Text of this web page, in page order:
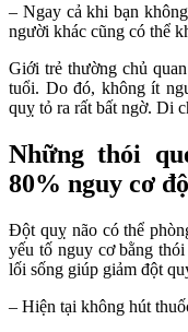
– Ngay cả khi bạn
người khác cũng có thể
Giới trẻ thường chủ
tuổi. Do đó, không ít
quỵ tỏ ra rất bất ngờ. Di
Những thói
80% nguy cơ
Đột quỵ não có thể
yếu tố nguy cơ bằng
lối sống giúp giảm đột
– Hiện tại không hút